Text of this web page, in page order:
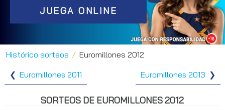
JUEGA ONLINE
Histórico sorteos
Euromillones 2012
Euromillones 2011
Euromillones 2013
SORTEOS DE EUROMILLONES 2012